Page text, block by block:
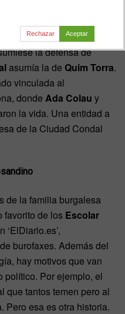
ha llevado, en
curioso. Por ejemplo,
la defensa de
asumía la de Quim Torra.
vinculada al
donde Ada Colau y
la vida. Una entidad a
de la Ciudad Condal
de la familia burgalesa
favorito de los Escolar
burofaxes. Además del
hay motivos que van
político. Por ejemplo, el
que tantos temen pero al
Pero esa es otra historia.
Rechazar Aceptar